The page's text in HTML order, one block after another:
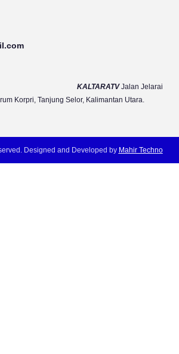
Office: KALTARATVJalan Jelarai
Korpri, Tanjung Selor, Kalimantan Utara.
Designed and Developed by Mahir Techno